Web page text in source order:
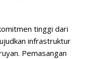
tinggi dari
infrastruktur
Pemasangan